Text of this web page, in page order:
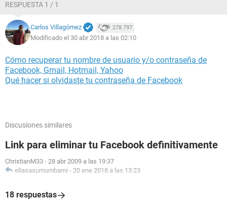
RESPUESTA 1 / 1
Carlos Villagómez 278.797
Modificado el 30 abr 2018 a las 02:10
Cómo recuperar tu nombre de usuario y/o contraseña de
Facebook, Gmail, Hotmail, Yahoo
Qué hacer si olvidaste tu contraseña de Facebook
Discusiones similares
Link para eliminar tu Facebook definitivamente
ChristianM33 - 28 abr 2009 a las 19:37
eliasasumumbami - 20 ene 2018 a las 13:23
18 respuestas